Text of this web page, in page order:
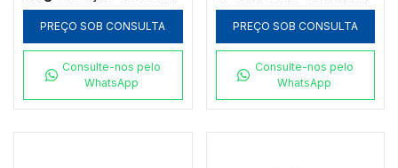
e Iluminação LED
PREÇO SOB CONSULTA
Consulte-nos pelo
WhatsApp
com Suporte 4
Cubetas de 50mm e
Software PC
PREÇO SOB CONSULTA
Consulte-nos pelo
WhatsApp